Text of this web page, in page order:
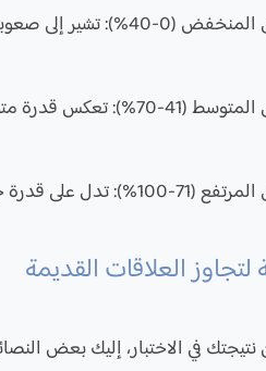
(0-40%)
: تشير إلى
(41-70%)
: تعكس قدرة
(71-100%)
: تدل على قدرة
العلاقات القديمة
في الاختبار، إليك بعض